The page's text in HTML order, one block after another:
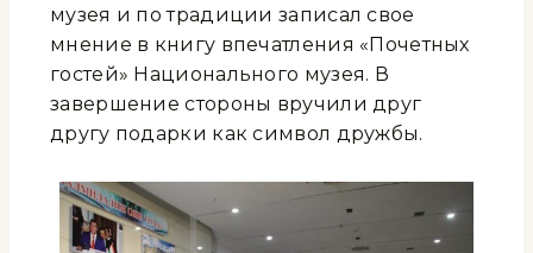
музея и по традиции записал свое
мнение в книгу впечатления «Почетных
гостей» Национального музея. В
завершение стороны вручили друг
другу подарки как символ дружбы.